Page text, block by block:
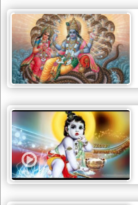
bhajans
शनि
देव
भजन
shani
dev
आज
का
भजन
bhajan
of
the
day